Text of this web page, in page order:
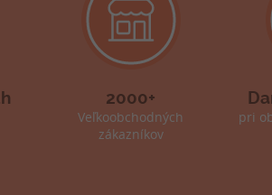
2000+
Veľkoobchodných
zákazníkov
pri